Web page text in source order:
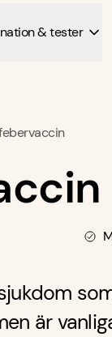
& tester
är